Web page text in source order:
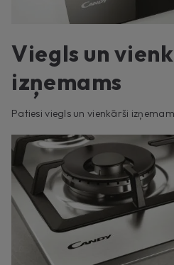
Viegls un
izņemams
Patiesi viegls un vienkārši